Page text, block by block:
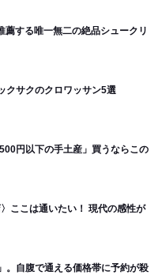
する唯一無二の絶品シュークリ
クサクのクロワッサン5選
円以下の手土産」買うならこの
ここは通いたい！ 現代の感性が
。自腹で通える価格帯に予約が殺